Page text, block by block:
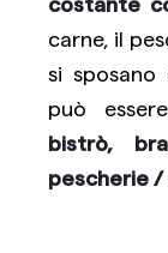
carne, il
si
può
bistrò,
pescherie /